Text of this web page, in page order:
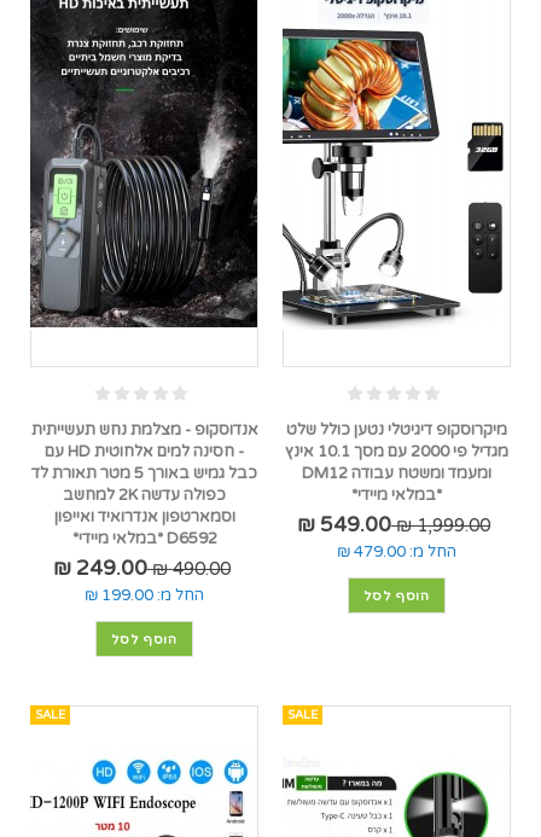
מיקרוסקופ דיגיטלי נטען כולל שלט
מגדיל פי 2000 עם מסך 10.1 אינץ
ומעמד ומשטח עבודה DM12
*במלאי מיידי*
1,999.00 ₪
549.00 ₪
החל מ: 479.00 ₪
הוסף לסל
אנדוסקופ - מצלמת נחש תעשייתית
- חסינה למים אלחוטית HD עם
כבל גמיש באורך 5 מטר תאורת לד
כפולה עדשה 2K למחשב
וסמארטפון אנדרואיד ואייפון
D6592 *במלאי מיידי*
490.00 ₪
249.00 ₪
החל מ: 199.00 ₪
הוסף לסל
SALE
SALE